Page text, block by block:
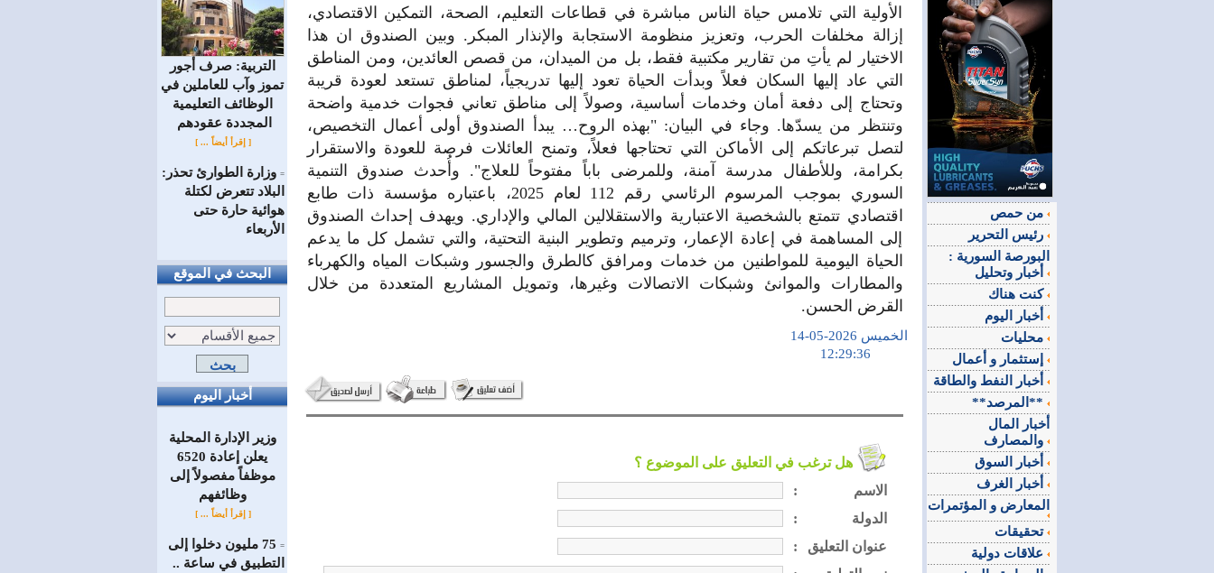
التربية: صرف أجور
تموز وآب للعاملين في
الوظائف ‏التعليمية
المجددة عقودهم ‏
[ إقرأ أيضاً ... ]
= وزارة الطوارئ تحذر:
البلاد تتعرض لكتلة
هوائية حارة حتى
الأربعاء
البحث في الموقع
أخبار اليوم
وزير الإدارة المحلية
يعلن إعادة 6520
موظفاً مفصولاً إلى
‏وظائفهم
[ إقرأ أيضاً ... ]
=
75 مليون دخلوا إلى
التطبيق في ساعة ..
الأولية التي تلامس حياة الناس مباشرة في قطاعات التعليم، الصحة، التمكين الاقتصادي،
إزالة مخلفات الحرب، وتعزيز منظومة الاستجابة والإنذار المبكر. وبين الصندوق ان هذا
الاختيار لم يأتِ من تقارير مكتبية فقط، بل من الميدان، من قصص العائدين، ومن المناطق
التي عاد إليها السكان فعلاً وبدأت الحياة تعود إليها تدريجياً، لمناطق تستعد لعودة قريبة
وتحتاج إلى دفعة أمان وخدمات أساسية، وصولاً إلى مناطق تعاني فجوات خدمية واضحة
وتنتظر من يسدّها. وجاء في البيان: "بهذه الروح… يبدأ الصندوق أولى أعمال التخصيص،
لتصل تبرعاتكم إلى الأماكن التي تحتاجها فعلاً، وتمنح العائلات فرصة للعودة والاستقرار
بكرامة، وللأطفال مدرسة آمنة، وللمرضى باباً مفتوحاً للعلاج". وأُحدث صندوق التنمية
السوري بموجب المرسوم الرئاسي رقم 112 لعام 2025، باعتباره مؤسسة ذات طابع
اقتصادي تتمتع بالشخصية الاعتبارية والاستقلالين المالي والإداري. ويهدف إحداث الصندوق
إلى المساهمة في إعادة الإعمار، وترميم وتطوير البنية التحتية، والتي تشمل كل ما يدعم
الحياة اليومية للمواطنين من خدمات ومرافق كالطرق والجسور وشبكات المياه والكهرباء
والمطارات والموانئ وشبكات الاتصالات وغيرها، وتمويل المشاريع المتعددة من خلال
القرض الحسن.
الخميس 2026-05-14
هل ترغب في التعليق على الموضوع ؟
:
الاسم
:
الدولة
:
عنوان التعليق
البورصة السورية :
كنت هناك
**المرصد**
أخبار المال
المعارض و المؤتمرات
تحقيقات